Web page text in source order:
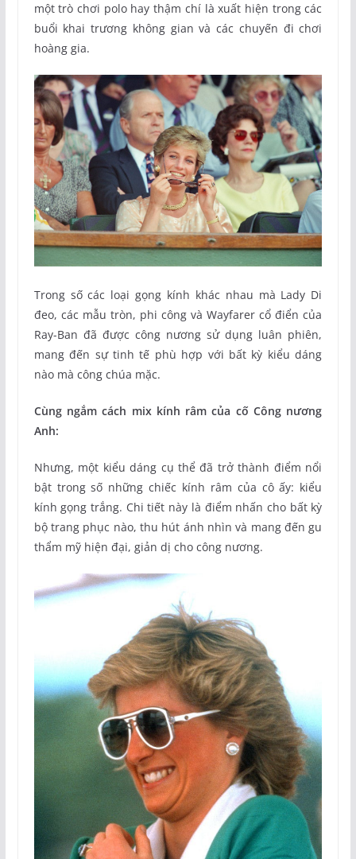
một trò chơi polo hay thậm chí là xuất hiện trong các
buổi khai trương không gian và các chuyến đi chơi
hoàng gia.
Trong số các loại gọng kính khác nhau mà Lady Di
đeo, các mẫu tròn, phi công và Wayfarer cổ điển của
Ray-Ban đã được công nương sử dụng luân phiên,
mang đến sự tinh tế phù hợp với bất kỳ kiểu dáng
nào mà công chúa mặc.
Cùng ngắm cách mix kính râm của cố Công nương
Anh:
Nhưng, một kiểu dáng cụ thể đã trở thành điểm nổi
bật trong số những chiếc kính râm của cô ấy: kiểu
kính gọng trắng. Chi tiết này là điểm nhấn cho bất kỳ
bộ trang phục nào, thu hút ánh nhìn và mang đến gu
thẩm mỹ hiện đại, giản dị cho công nương.